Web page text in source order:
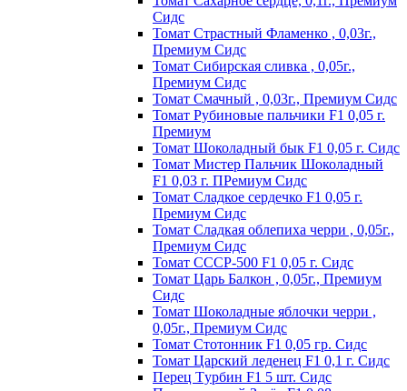
Сидс
Томат Страстный Фламенко , 0,03г.,
Премиум Сидс
Томат Сибирская сливка , 0,05г.,
Премиум Сидс
Томат Смачный , 0,03г., Премиум Сидс
Томат Рyбинoвыe пaльчики F1 0,05 г.
Пpeмиyм
Томат Шоколадный бык F1 0,05 г. Сидс
Томат Мистер Пальчик Шоколадный
F1 0,03 г. ПРемиум Сидс
Томат Сладкое сердечко F1 0,05 г.
Премиум Сидс
Томат Сладкая облепиха черри , 0,05г.,
Премиум Сидс
Томат СССР-500 F1 0,05 г. Сидс
Томат Царь Балкон , 0,05г., Премиум
Сидс
Томат Шоколадные яблочки черри ,
0,05г., Премиум Сидс
Томат Стотонник F1 0,05 гр. Сидс
Томат Царский леденец F1 0,1 г. Сидс
Перец Tурбин F1 5 шт. Сидс